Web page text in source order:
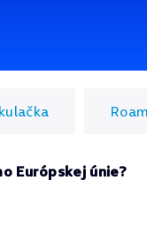
Európskej únie?